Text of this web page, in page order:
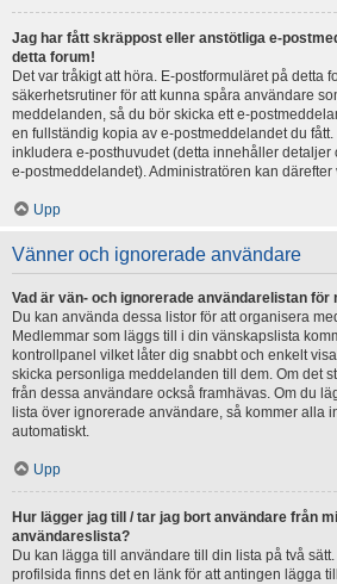
Jag har fått skräppost eller anstötliga e-
detta forum!
Det var tråkigt att höra. E-postformuläret på detta
säkerhetsrutiner för att kunna spåra användare
meddelanden, så du bör skicka ett e-
en fullständig kopia av e-postmeddelandet du
inkludera e-posthuvudet (detta innehåller detaljer
e-postmeddelandet). Administratören kan därefter
Upp
Vänner och ignorerade användare
Vad är vän- och ignorerade användarelistan för
Du kan använda dessa listor för att organisera
Medlemmar som läggs till i din vänskapslista
kontrollpanel vilket låter dig snabbt och enkelt
skicka personliga meddelanden till dem. Om det
från dessa användare också framhävas. Om du
lista över ignorerade användare, så kommer alla
automatiskt.
Upp
Hur lägger jag till / tar jag bort användare från
användareslista?
Du kan lägga till användare till din lista på två
profilsida finns det en länk för att antingen lägga